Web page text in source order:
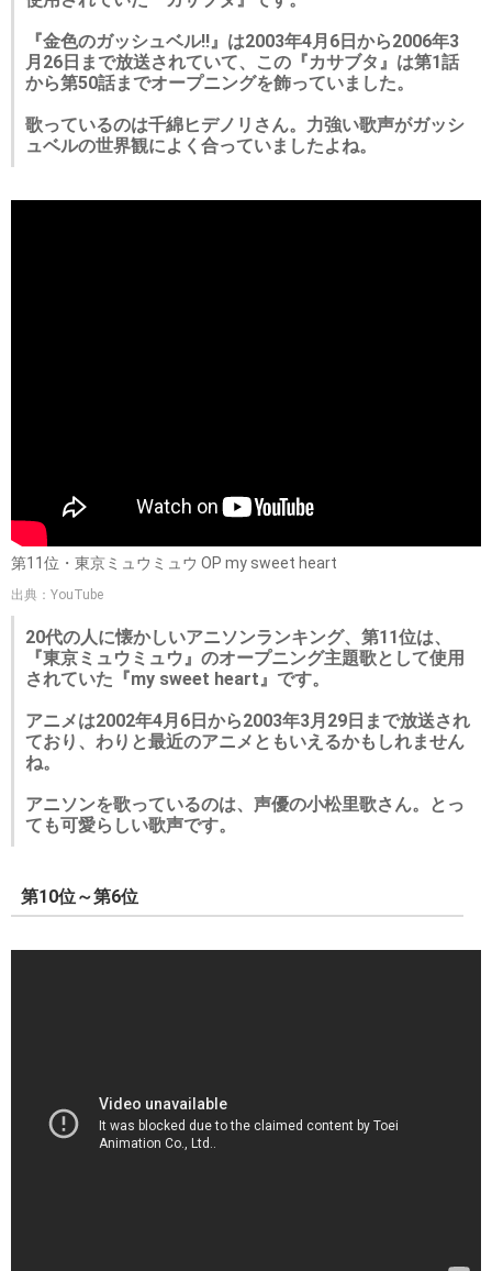
『金色のガッシュベル!!』は2003年4月6日から2006年3
月26日まで放送されていて、この『カサブタ』は第1話
から第50話までオープニングを飾っていました。
歌っているのは千綿ヒデノリさん。力強い歌声がガッシ
ュベルの世界観によく合っていましたよね。
第11位・東京ミュウミュウ OP my sweet heart
出典：YouTube
20代の人に懐かしいアニソンランキング、第11位は、
『東京ミュウミュウ』のオープニング主題歌として使用
されていた『my sweet heart』です。
アニメは2002年4月6日から2003年3月29日まで放送され
ており、わりと最近のアニメともいえるかもしれません
ね。
アニソンを歌っているのは、声優の小松里歌さん。とっ
ても可愛らしい歌声です。
第10位～第6位